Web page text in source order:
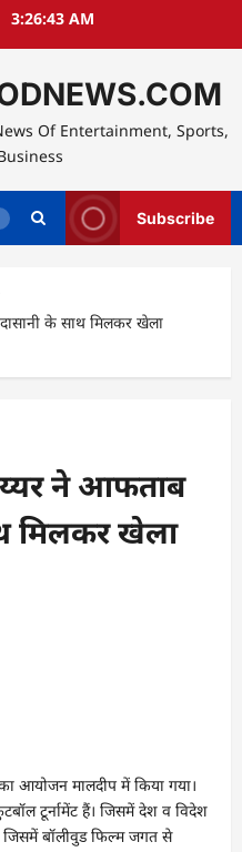
3:26:44 AM
Of Entertainment, Sports,
Subscribe
के साथ मिलकर खेला
ने आफताब
मिलकर खेला
आयोजन मालदीप में किया गया।
टूर्नामेंट हैं। जिसमें देश व विदेश
जिसमें बॉलीवुड फिल्म जगत से